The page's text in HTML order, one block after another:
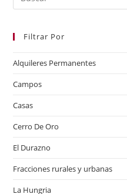
Filtrar Por
Alquileres Permanentes
Campos
Casas
Cerro De Oro
El Durazno
Fracciones rurales y urbanas
La Hungria